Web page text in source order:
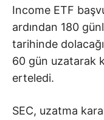
Income ETF
ardından 180
tarihinde
60 gün uzatarak
erteledi.
SEC, uzatma